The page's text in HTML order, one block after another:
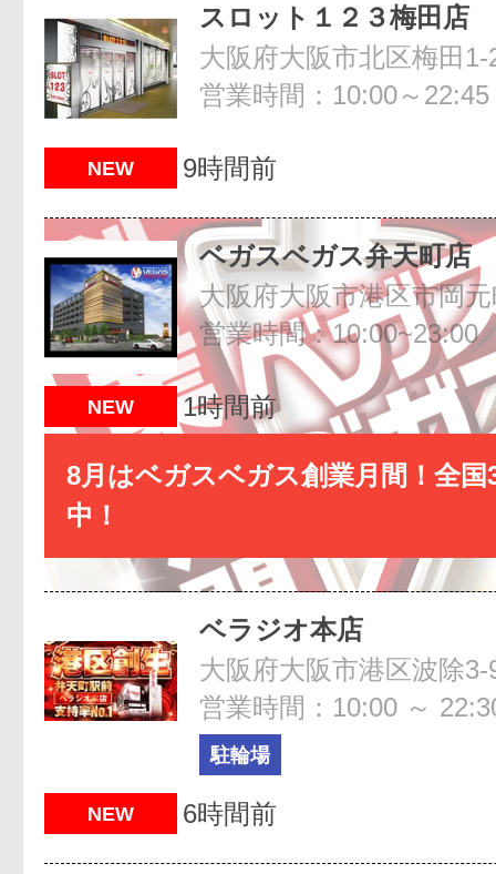
スロット１２３梅田店
営業時間：10:00～22:45
NEW 9時間前
ベガスベガス弁天町店
大阪府大阪市港区市岡
営業時間：10:00~23:00
NEW 1時間前
8月はベガスベガス創業月間！全国
中！
ベラジオ本店
大阪府大阪市港区波除3-
営業時間：10:00 ～
駐輪場
NEW 6時間前